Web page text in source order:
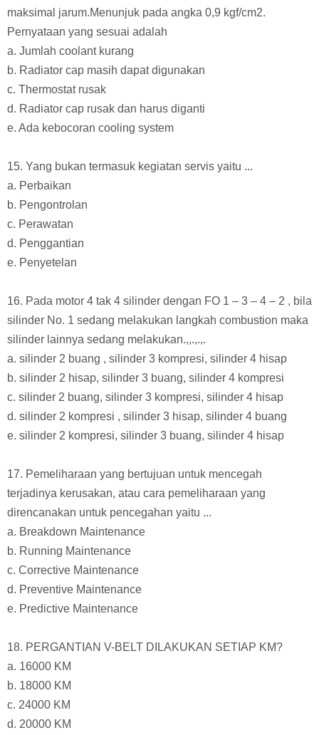
maksimal jarum.Menunjuk pada angka 0,9 kgf/cm2.
Pernyataan yang sesuai adalah
a. Jumlah coolant kurang
b. Radiator cap masih dapat digunakan
c. Thermostat rusak
d. Radiator cap rusak dan harus diganti
e. Ada kebocoran cooling system
15. Yang bukan termasuk kegiatan servis yaitu ...
a. Perbaikan
b. Pengontrolan
c. Perawatan
d. Penggantian
e. Penyetelan
16. Pada motor 4 tak 4 silinder dengan FO 1 – 3 – 4 – 2 , bila
silinder No. 1 sedang melakukan langkah combustion maka
silinder lainnya sedang melakukan.,,.,.,.
a. silinder 2 buang , silinder 3 kompresi, silinder 4 hisap
b. silinder 2 hisap, silinder 3 buang, silinder 4 kompresi
c. silinder 2 buang, silinder 3 kompresi, silinder 4 hisap
d. silinder 2 kompresi , silinder 3 hisap, silinder 4 buang
e. silinder 2 kompresi, silinder 3 buang, silinder 4 hisap
17. Pemeliharaan yang bertujuan untuk mencegah
terjadinya kerusakan, atau cara pemeliharaan yang
direncanakan untuk pencegahan yaitu ...
a. Breakdown Maintenance
b. Running Maintenance
c. Corrective Maintenance
d. Preventive Maintenance
e. Predictive Maintenance
18. PERGANTIAN V-BELT DILAKUKAN SETIAP KM?
a. 16000 KM
b. 18000 KM
c. 24000 KM
d. 20000 KM